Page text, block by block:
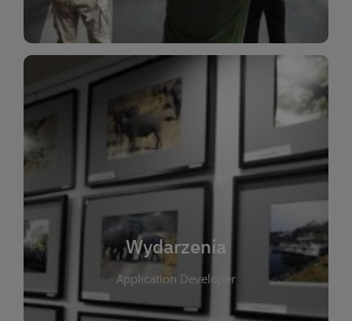
Wydarzenia
Application Developer
Wydarzenia
W tej zakładce publikujemy informacje o
wszystkich wydarzeniach organizowanych przez
bibliotekę. Znajdziesz tu zapowiedzi spotkań
autorskich, warsztatów, prelekcji i zajęć
tematycznych dla różnych grup wiekowych. Każde
wydarzenie ma na celu promowanie kultury
czytelniczej oraz integrację społeczności lokalnej.
Dzięki kalendarzowi wydarzeń możesz łatwo